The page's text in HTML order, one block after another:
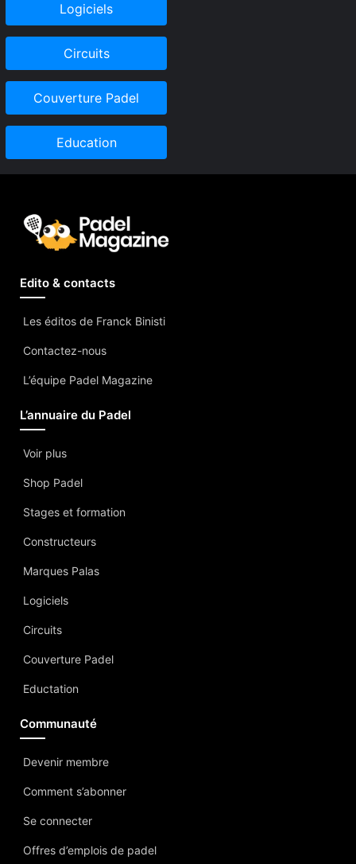
Logiciels
Circuits
Couverture Padel
Education
Edito & contacts
Les éditos de Franck Binisti
Contactez-nous
L’équipe Padel Magazine
L’annuaire du Padel
Voir plus
Shop Padel
Stages et formation
Constructeurs
Marques Palas
Logiciels
Circuits
Couverture Padel
Eductation
Communauté
Devenir membre
Comment s’abonner
Se connecter
Offres d’emplois de padel